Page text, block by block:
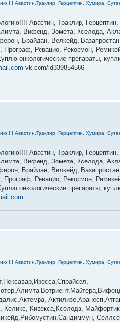
Авастин,Траклир, Герцептин, Хумира,
Авастин, Траклир,
Вифенд, Зомета, Кселода,
Брайдан, Велкейд,
Програф, Ревацио, Рекормон,
онкологические препараты,
vk.com/id339854586
Авастин,Траклир, Герцептин, Хумира,
Авастин, Траклир,
Вифенд, Зомета, Кселода,
Брайдан, Велкейд,
Програф, Ревацио, Рекормон,
онкологические препараты,
Авастин,Траклир, Герцептин, Хумира,
Келикс, Кивекса,Кселода,